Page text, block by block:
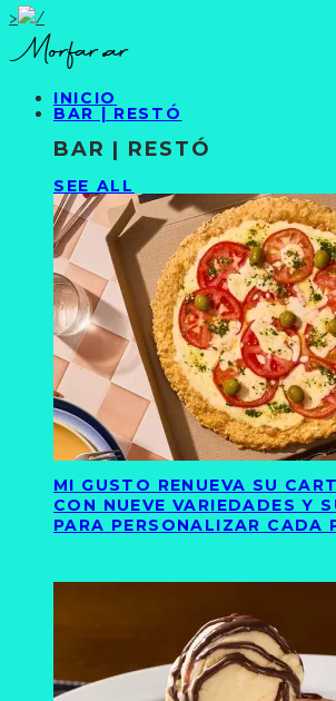
>
INICIO
BAR | RESTÓ
BAR | RESTÓ
SEE ALL
MI GUSTO RENUEVA SU
CON NUEVE VARIEDADES Y
PARA PERSONALIZAR CADA